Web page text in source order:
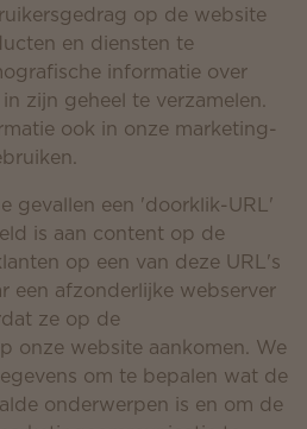
op de website
en diensten te
informatie over
zijn geheel te verzamelen.
ook in onze marketing-
gevallen een 'doorklik-URL'
is aan content op de
op een van deze URL's
een afzonderlijke webserver
ze op de
onze website aankomen. We
om te bepalen wat de
onderwerpen is en om de